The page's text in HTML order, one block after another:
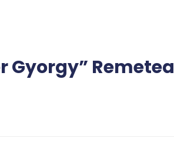
Gyorgy” Remetea